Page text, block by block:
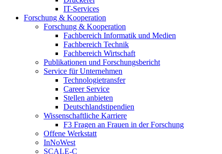
IT-Services
Forschung & Kooperation
Forschung & Kooperation
Fachbereich Informatik und Medien
Fachbereich Technik
Fachbereich Wirtschaft
Publikationen und Forschungsbericht
Service für Unternehmen
Technologietransfer
Career Service
Stellen anbieten
Deutschlandstipendien
Wissenschaftliche Karriere
F3 Fragen an Frauen in der Forschung
Offene Werkstatt
InNoWest
SCALE-C